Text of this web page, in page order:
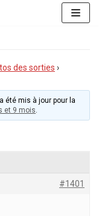
des sorties ›
été mis à jour pour la
et 9 mois.
#1401